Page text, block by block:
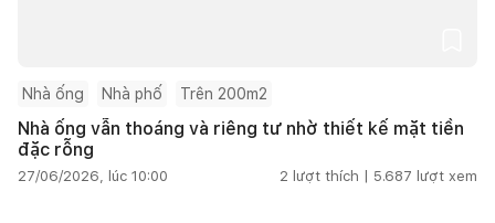
Nhà ống Nhà phố Trên 200m2
Nhà ống vẫn thoáng và riêng tư nhờ thiết kế mặt tiền
đặc rỗng
27/06/2026, lúc 10:00 2 lượt thích | 5.687 lượt xem